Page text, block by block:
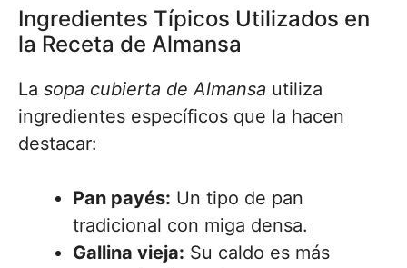
Ingredientes Típicos Utilizados en
la Receta de Almansa
La sopa cubierta de Almansa utiliza
ingredientes específicos que la hacen
destacar:
Pan payés: Un tipo de pan
tradicional con miga densa.
Gallina vieja: Su caldo es más